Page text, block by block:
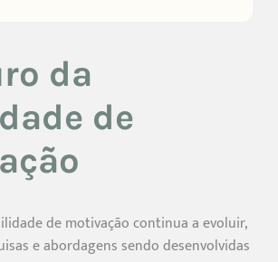
da
de
de motivação continua a evoluir,
e abordagens sendo desenvolvidas